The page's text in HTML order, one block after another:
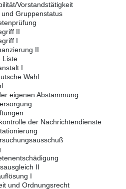
Vorstandstätigkeit
Gruppenstatus
II
I
II
Liste
I
Wahl
eigenen Abstammung
der Nachrichtendienste
II
I
und Ordnungsrecht